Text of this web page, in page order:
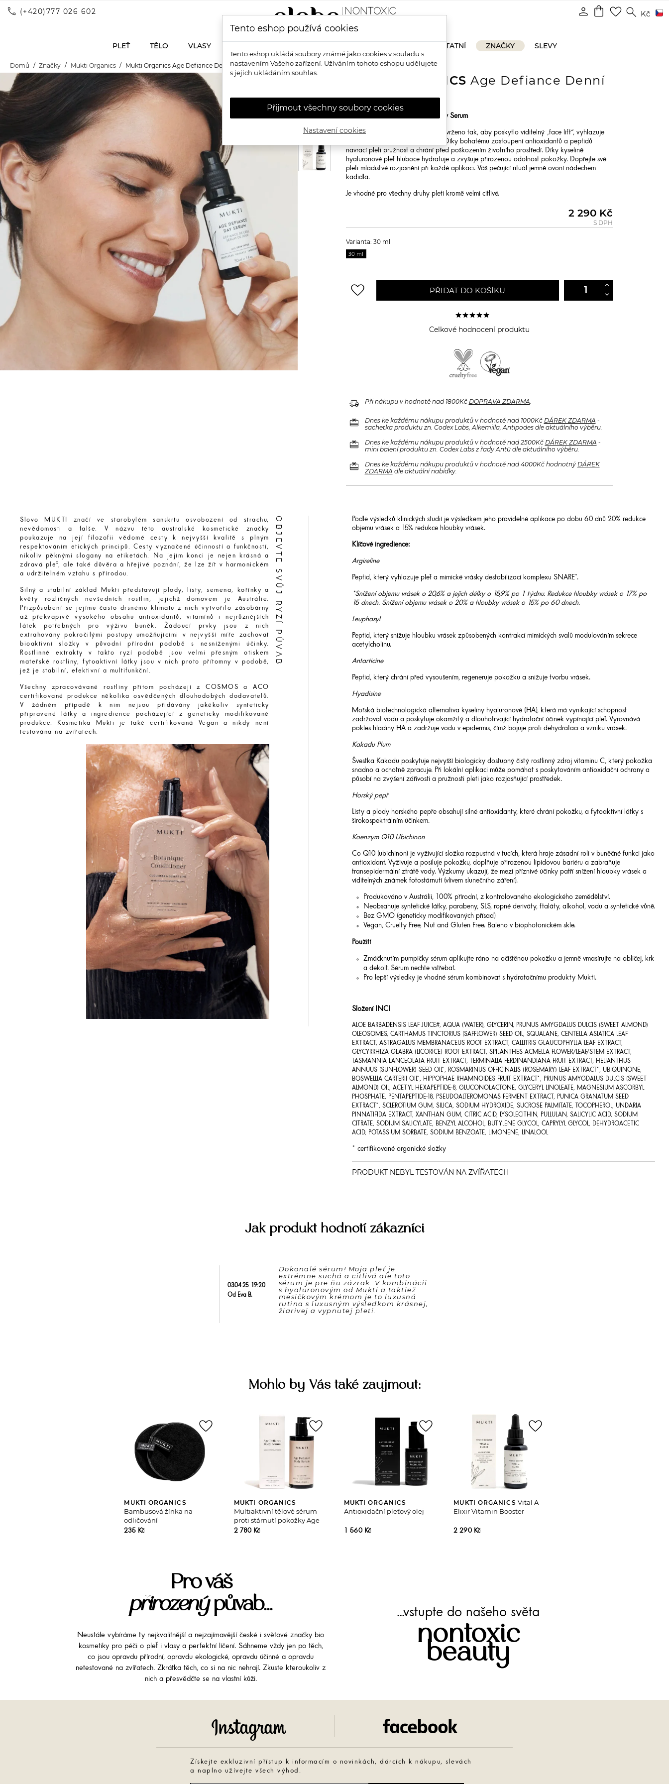
call (+420)777 026 602 shopping_bag favorite_border search Kč
person
PLEŤ TĚLO VLASY OSTATNÍ ZNAČKY SLEVY
Domů Značky Mukti Organics Mukti Organics Age Defiance Denní sérum
MUKTI ORGANICS Age Defiance Denní
sérum
Mukti Organics Age Defiance Day Serum
Luxusní, lehké denní sérum bylo navrženo tak, aby poskytlo viditelný „face lift“, vyhlazuje
vrásky a jemné linky na pokožce. Díky bohatému zastoupení antioxidantů a peptidů
navrací pleti pružnost a chrání před poškozením životního prostředí. Díky kyselině
hyaluronové pleť hluboce hydratuje a zvyšuje přirozenou odolnost pokožky. Dopřejte své
pleti mladistvé rozjasnění při každé aplikaci. Váš pečující rituál jemně ovoní nádechem
kadidla.
Je vhodné pro všechny druhy pleti kromě velmi citlivé.
2 290 Kč
S DPH
Varianta: 30 ml
30 ml
favorite_border PŘIDAT DO KOŠÍKU
Celkové hodnocení produktu
delivery_truck_speed Při nákupu v hodnotě nad 1800Kč DOPRAVA ZDARMA.
redeem Dnes ke každému nákupu produktů v hodnotě nad 1000Kč DÁREK ZDARMA -
sachetka produktu zn. Codex Labs, Alkemilla, Antipodes dle aktuálního výběru.
redeem Dnes ke každému nákupu produktů v hodnotě nad 2500Kč DÁREK ZDARMA -
mini balení produktu zn. Codex Labs z řady Antü dle aktuálního výběru.
redeem Dnes ke každému nákupu produktů v hodnotě nad 4000Kč hodnotný DÁREK
ZDARMA dle aktuální nabídky.
Slovo MUKTI značí ve starobylém sanskrtu osvobození od strachu,
nevědomosti a falše. V názvu této australské kosmetické značky
poukazuje na její filozofii vědomé cesty k nejvyšší kvalitě s plným
respektováním etických principů. Cesty vyznačené účinností a funkčností,
nikoliv pěknými slogany na etiketách. Na jejím konci je nejen krásná a
zdravá pleť, ale také důvěra a hřejivé poznání, že lze žít v harmonickém
a udržitelném vztahu s přírodou.
Silný a stabilní základ Mukti představují plody, listy, semena, kořínky a
květy rozličných nevšedních rostlin, jejichž domovem je Austrálie.
Přizpůsobení se jejímu často drsnému klimatu z nich vytvořilo zásobárny
až překvapivě vysokého obsahu antioxidantů, vitamínů i nejrůznějších
látek potřebných pro výživu buněk. Žádoucí prvky jsou z nich
extrahovány pokročilými postupy umožňujícími v nejvyšší míře zachovat
bioaktivní složky v původní přírodní podobě s nesníženými účinky.
Rostlinné extrakty v takto ryzí podobě jsou velmi přesným otiskem
mateřské rostliny, fytoaktivní látky jsou v nich proto přítomny v podobě,
jež je stabilní, efektivní a multifunkční.
Všechny zpracovávané rostliny přitom pocházejí z COSMOS a ACO
certifikované produkce několika osvědčených dlouhodobých dodavatelů.
V žádném případě k nim nejsou přidávány jakékoliv synteticky
připravené látky a ingredience pocházející z geneticky modifikované
produkce. Kosmetika Mukti je také certifikovaná Vegan a nikdy není
testována na zvířatech.
OBJEVTE SVŮJ RYZÍ PŮVAB
Podle výsledků klinických studií je výsledkem jeho pravidelné aplikace po dobu 60 dnů 20% redukce
objemu vrásek a 15% redukce hloubky vrásek.
Klíčové ingredience:
Argireline
Peptid, který vyhlazuje pleť a mimické vrásky destabilizací komplexu SNARE*.
*Snížení objemu vrásek o 20,6% a jejich délky o 15,9% po 1 týdnu. Redukce hloubky vrásek o 17% po
15 dnech. Snížení objemu vrásek o 20% a hloubky vrásek o 15% po 60 dnech.
Leuphasyl
Peptid, který snižuje hloubku vrásek způsobených kontrakcí mimických svalů modulováním sekrece
acetylcholinu.
Antarticine
Peptid, který chrání před vysoušením, regeneruje pokožku a snižuje tvorbu vrásek.
Hyadisine
Mořská biotechnologická alternativa kyseliny hyaluronové (HA), která má vynikající schopnost
zadržovat vodu a poskytuje okamžitý a dlouhotrvající hydratační účinek vypínající pleť. Vyrovnává
pokles hladiny HA a zadržuje vodu v epidermis, čímž bojuje proti dehydrataci a vzniku vrásek.
Kakadu Plum
Švestka Kakadu poskytuje nejvyšší biologicky dostupný čistý rostlinný zdroj vitaminu C, který pokožka
snadno a ochotně zpracuje. Při lokální aplikaci může pomáhat s poskytováním antioxidační ochrany a
působí na zvýšení zářivosti a pružnosti pleti jako rozjasňující prostředek.
Horský pepř
Listy a plody horského pepře obsahují silné antioxidanty, které chrání pokožku, a fytoaktivní látky s
širokospektrálním účinkem.
Koenzym Q10 Ubichinon
Co Q10 (ubichinon) je vyživující složka rozpustná v tucích, která hraje zásadní roli v buněčné funkci jako
antioxidant. Vyživuje a posiluje pokožku, doplňuje přirozenou lipidovou bariéru a zabraňuje
transepidermální ztrátě vody. Výzkumy ukazují, že mezi příznivé účinky patří snížení hloubky vrásek a
viditelných známek fotostárnutí (vlivem slunečního záření).
Produkováno v Austrálii, 100% přírodní, z kontrolovaného ekologického zemědělství.
Neobsahuje syntetické látky, parabeny, SLS, ropné deriváty, ftaláty, alkohol, vodu a syntetické vůně.
Bez GMO (geneticky modifikovaných přísad)
Vegan, Cruelty Free, Nut and Gluten Free. Baleno v biophotonickém skle.
Použití
Zmáčknutím pumpičky sérum aplikujte ráno na očištěnou pokožku a jemně vmasírujte na obličej, krk
a dekolt. Sérum nechte vstřebat.
Pro lepší výsledky je vhodné sérum kombinovat s hydratačnímu produkty Mukti.
Složení INCI
ALOE BARBADENSIS LEAF JUICE#, AQUA (WATER), GLYCERIN, PRUNUS AMYGDALUS DULCIS (SWEET ALMOND)
OLEOSOMES, CARTHAMUS TINCTORIUS (SAFFLOWER) SEED OIL, SQUALANE, CENTELLA ASIATICA LEAF
EXTRACT, ASTRAGALUS MEMBRANACEUS ROOT EXTRACT, CALLITRIS GLAUCOPHYLLA LEAF EXTRACT,
GLYCYRRHIZA GLABRA (LICORICE) ROOT EXTRACT, SPILANTHES ACMELLA FLOWER/LEAF/STEM EXTRACT,
TASMANNIA LANCEOLATA FRUIT EXTRACT, TERMINALIA FERDINANDIANA FRUIT EXTRACT, HELIANTHUS
ANNUUS (SUNFLOWER) SEED OIL*, ROSMARINUS OFFICINALIS (ROSEMARY) LEAF EXTRACT*, UBIQUINONE,
BOSWELLIA CARTERII OIL*, HIPPOPHAE RHAMNOIDES FRUIT EXTRACT*, PRUNUS AMYGDALUS DULCIS (SWEET
ALMOND) OIL, ACETYL HEXAPEPTIDE-8, GLUCONOLACTONE, GLYCERYL LINOLEATE, MAGNESIUM ASCORBYL
PHOSPHATE, PENTAPEPTIDE-18, PSEUDOALTEROMONAS FERMENT EXTRACT, PUNICA GRANATUM SEED
EXTRACT*, SCLEROTIUM GUM, SILICA, SODIUM HYDROXIDE, SUCROSE PALMITATE, TOCOPHEROL, UNDARIA
PINNATIFIDA EXTRACT, XANTHAN GUM, CITRIC ACID, LYSOLECITHIN, PULLULAN, SALICYLIC ACID, SODIUM
CITRATE, SODIUM SALICYLATE, BENZYL ALCOHOL, BUTYLENE GLYCOL, CAPRYLYL GLYCOL, DEHYDROACETIC
ACID, POTASSIUM SORBATE, SODIUM BENZOATE, LIMONENE, LINALOOL
* certifikované organické složky
Jak produkt hodnotí zákazníci
03.04.25 19:20
Od Eva B.
Dokonalé sérum! Moja pleť je
extrémne suchá a citlivá ale toto
sérum je pre ňu zázrak. V kombinácii
s hyaluronovým od Mukti a taktiež
mesičkovým krémom je to luxusná
rutina s luxusným výsledkom krásnej,
žiarivej a vypnutej pleti.
Mohlo by Vás také zaujmout:
MUKTI ORGANICS
Bambusová žínka na
odličování
235 Kč
favorite_border
MUKTI ORGANICS
Multiaktivní tělové sérum
proti stárnutí pokožky Age
Defiance
2 780 Kč
favorite_border
MUKTI ORGANICS
Antioxidační pleťový olej
1 560 Kč
favorite_border
MUKTI ORGANICS Vital A
Elixir Vitamin Booster
2 290 Kč
favorite_border
Pro váš
přirozenýpůvab...
Neustále vybíráme ty nejkvalitnější a nejzajímavější české i světové značky bio
kosmetiky pro péči o pleť i vlasy a perfektní líčení. Sáhneme vždy jen po těch,
co jsou opravdu přírodní, opravdu ekologické, opravdu účinné a opravdu
netestované na zvířatech. Zkrátka těch, co si na nic nehrají. Zkuste kteroukoliv z
nich a přesvědčte se na vlastní kůži.
...vstupte do našeho světa
nontoxic
beauty
Získejte exkluzivní přístup k informacím o novinkách, dárcích k nákupu, slevách
a naplno užívejte všech výhod.
Tento eshop používá cookies
Tento eshop ukládá soubory známé jako cookies v souladu s
nastavením Vašeho zařízení. Užíváním tohoto eshopu udělujete
s jejich ukládáním souhlas.
Přijmout všechny soubory cookies
Nastavení cookies